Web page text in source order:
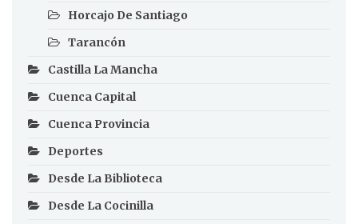
Horcajo De Santiago
Tarancón
Castilla La Mancha
Cuenca Capital
Cuenca Provincia
Deportes
Desde La Biblioteca
Desde La Cocinilla